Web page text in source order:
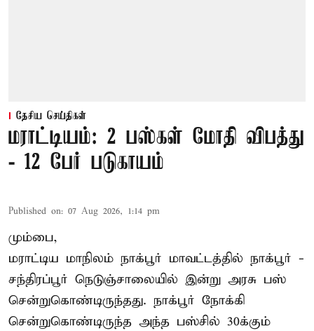
தேசிய செய்திகள்
மராட்டியம்: 2 பஸ்கள் மோதி விபத்து
- 12 பேர் படுகாயம்
Published on: 07 Aug 2026, 1:14 pm
மும்பை,
மராட்டிய மாநிலம் நாக்பூர் மாவட்டத்தில் நாக்பூர் -
சந்திரப்பூர் நெடுஞ்சாலையில் இன்று அரசு பஸ்
சென்றுகொண்டிருந்தது. நாக்பூர் நோக்கி
சென்றுகொண்டிருந்த அந்த பஸ்சில் 30க்கும்